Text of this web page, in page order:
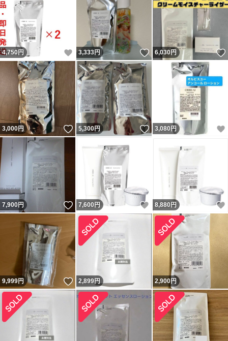
4,750 円 いいね！
3,333円 いいね！
6,030円
3,000円 いいね！
5,300円 いいね！
3,080 円
7,900円 いいね！
7,600円 いいね！
8,880 円
9,999円 いいね！
2,899円 2,900円